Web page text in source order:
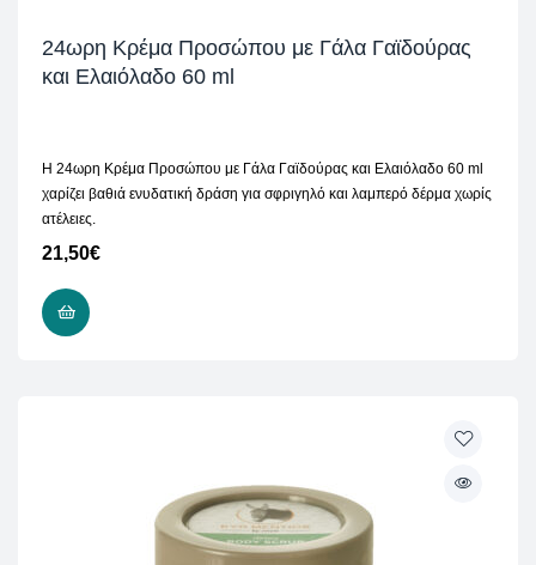
24ωρη Κρέμα Προσώπου με Γάλα Γαϊδούρας
και Ελαιόλαδο 60 ml
Η 24ωρη Κρέμα Προσώπου με Γάλα Γαϊδούρας και Ελαιόλαδο 60 ml
χαρίζει βαθιά ενυδατική δράση για σφριγηλό και λαμπερό δέρμα χωρίς
ατέλειες.
21,50€